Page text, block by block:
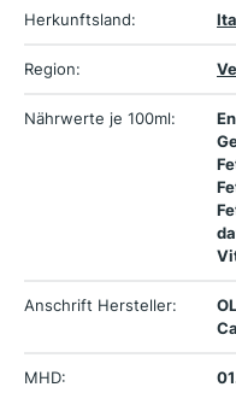
Herkunftsland:
Region:
Nährwerte je 100ml:
Anschrift Hersteller:
MHD: